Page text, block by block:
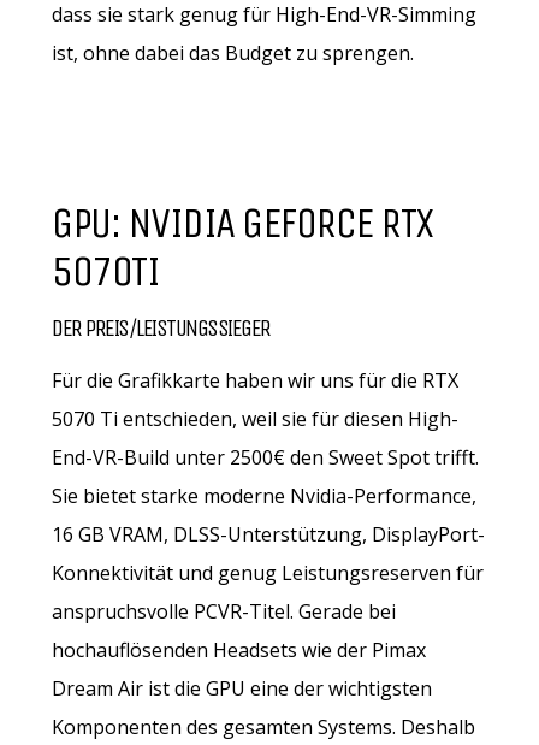
dass sie stark genug für High-End-VR-Simming
ist, ohne dabei das Budget zu sprengen.
GPU: NVIDIA GEFORCE RTX
5070TI
DER PREIS/LEISTUNGSSIEGER
Für die Grafikkarte haben wir uns für die RTX
5070 Ti entschieden, weil sie für diesen High-
End-VR-Build unter 2500€ den Sweet Spot trifft.
Sie bietet starke moderne Nvidia-Performance,
16 GB VRAM, DLSS-Unterstützung, DisplayPort-
Konnektivität und genug Leistungsreserven für
anspruchsvolle PCVR-Titel. Gerade bei
hochauflösenden Headsets wie der Pimax
Dream Air ist die GPU eine der wichtigsten
Komponenten des gesamten Systems. Deshalb